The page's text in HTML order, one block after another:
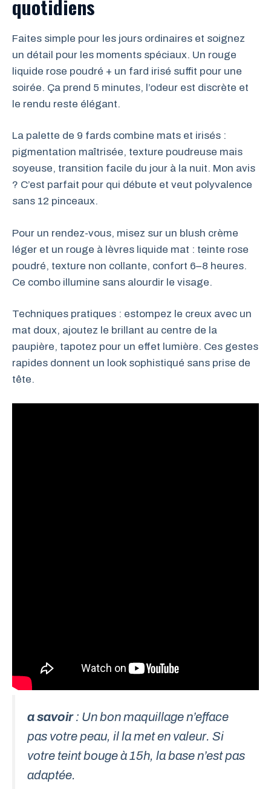
quotidiens
Faites simple pour les jours ordinaires et soignez
un détail pour les moments spéciaux. Un rouge
liquide rose poudré + un fard irisé suffit pour une
soirée. Ça prend 5 minutes, l’odeur est discrète et
le rendu reste élégant.
La palette de 9 fards combine mats et irisés :
pigmentation maîtrisée, texture poudreuse mais
soyeuse, transition facile du jour à la nuit. Mon avis
? C’est parfait pour qui débute et veut polyvalence
sans 12 pinceaux.
Pour un rendez-vous, misez sur un blush crème
léger et un rouge à lèvres liquide mat : teinte rose
poudré, texture non collante, confort 6–8 heures.
Ce combo illumine sans alourdir le visage.
Techniques pratiques : estompez le creux avec un
mat doux, ajoutez le brillant au centre de la
paupière, tapotez pour un effet lumière. Ces gestes
rapides donnent un look sophistiqué sans prise de
tête.
a savoir: Un bon maquillage n’efface
pas votre peau, il la met en valeur. Si
votre teint bouge à 15h, la base n’est pas
adaptée.